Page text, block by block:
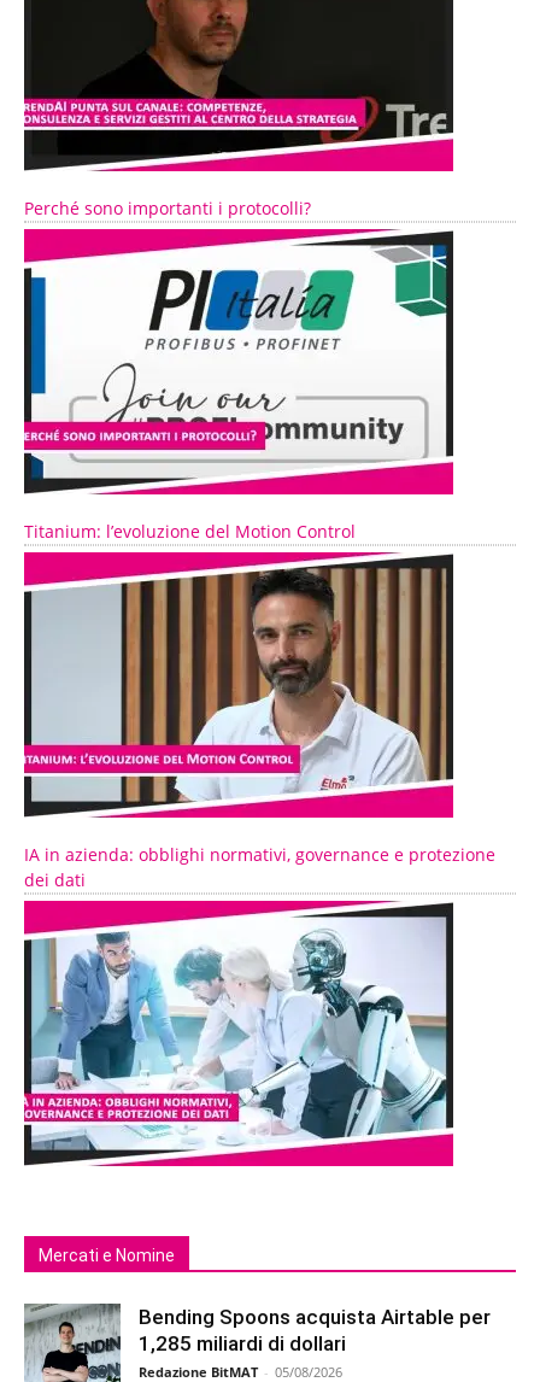
Perché sono importanti i protocolli?
Titanium: l’evoluzione del Motion Control
IA in azienda: obblighi normativi, governance e protezione
dei dati
Mercati e Nomine
Bending Spoons acquista Airtable per
1,285 miliardi di dollari
Redazione BitMAT - 05/08/2026